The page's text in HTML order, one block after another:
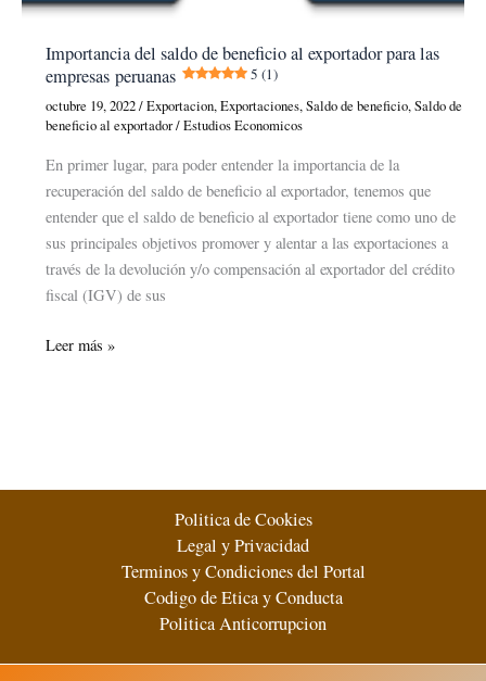
Importancia del saldo de beneficio al exportador para las
empresas peruanas
5 (1)
octubre 19, 2022/Exportacion,Exportaciones,Saldo de beneficio,Saldo de
beneficio al exportador/Estudios Economicos
En primer lugar, para poder entender la importancia de la
recuperación del saldo de beneficio al exportador, tenemos que
entender que el saldo de beneficio al exportador tiene como uno de
sus principales objetivos promover y alentar a las exportaciones a
través de la devolución y/o compensación al exportador del crédito
fiscal (IGV) de sus
Importancia
empresas peruanas
Leer más »
Politica de Cookies
Legal y Privacidad
Terminos y Condiciones del Portal
Codigo de Etica y Conducta
Politica Anticorrupcion